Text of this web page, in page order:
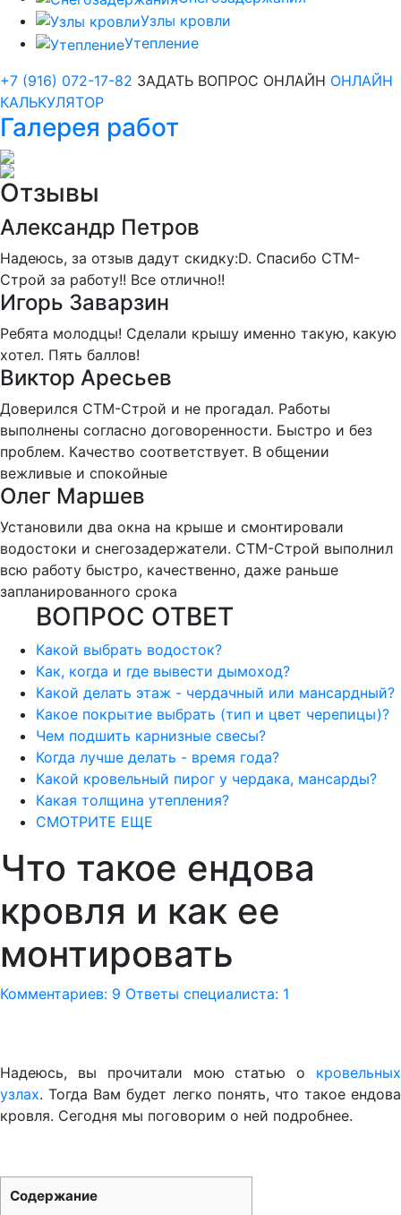
Узлы кровли
Утепление
+7 (916) 072-17-82 ЗАДАТЬ ВОПРОС ОНЛАЙН ОНЛАЙН
КАЛЬКУЛЯТОР
Галерея работ
Отзывы
Александр Петров
Надеюсь, за отзыв дадут скидку:D. Спасибо СТМ-
Строй за работу!! Все отлично!!
Игорь Заварзин
Ребята молодцы! Сделали крышу именно такую, какую
хотел. Пять баллов!
Виктор Аресьев
Доверился СТМ-Строй и не прогадал. Работы
выполнены согласно договоренности. Быстро и без
проблем. Качество соответствует. В общении
вежливые и спокойные
Олег Маршев
Установили два окна на крыше и смонтировали
водостоки и снегозадержатели. СТМ-Строй выполнил
всю работу быстро, качественно, даже раньше
запланированного срока
ВОПРОС ОТВЕТ
Какой выбрать водосток?
Как, когда и где вывести дымоход?
Какой делать этаж - чердачный или мансардный?
Какое покрытие выбрать (тип и цвет черепицы)?
Чем подшить карнизные свесы?
Когда лучше делать - время года?
Какой кровельный пирог у чердака, мансарды?
Какая толщина утепления?
СМОТРИТЕ ЕЩЕ
Что такое ендова
кровля и как ее
монтировать
Комментариев: 9 Ответы специалиста: 1
Надеюсь, вы прочитали мою статью о кровельных
узлах. Тогда Вам будет легко понять, что такое ендова
кровля. Сегодня мы поговорим о ней подробнее.
Содержание